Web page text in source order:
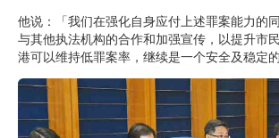
他说：「我们在强化自身应付上述罪案能力的
与其他执法机构的合作和加强宣传，以提升市
港可以维持低罪案率，继续是一个安全及稳定的